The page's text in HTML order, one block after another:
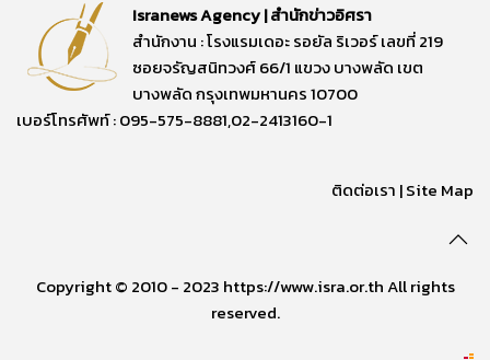
Isranews Agency | สำนักข่าวอิศรา
สำนักงาน : โรงแรมเดอะ รอยัล ริเวอร์ เลขที่ 219
ซอยจรัญสนิทวงศ์ 66/1 แขวง บางพลัด เขต
บางพลัด กรุงเทพมหานคร 10700
เบอร์โทรศัพท์ : 095-575-8881,02-2413160-1
ติดต่อเรา |Site Map
Copyright © 2010 - 2023 https://www.isra.or.th All rights
reserved.